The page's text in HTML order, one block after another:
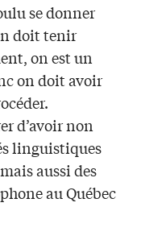
se donner
doit tenir
on est un
on doit avoir
d’avoir non
linguistiques
aussi des
au Québec